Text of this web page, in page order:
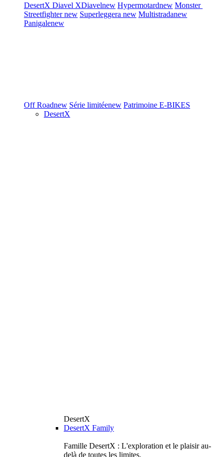
DesertX Diavel XDiavelnew Hypermotardnew Monster
Streetfighternew Superleggera new Multistradanew
Panigalenew
Off Roadnew Série limitéenew Patrimoine E-BIKES
DesertX
DesertX
DesertX Family
Famille DesertX : L'exploration et le plaisir au-
delà de toutes les limites.